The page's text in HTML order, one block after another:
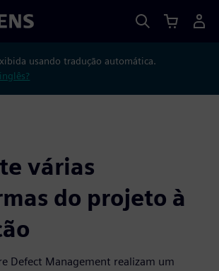
usando tradução automática.
várias
do projeto à
Defect Management realizam um